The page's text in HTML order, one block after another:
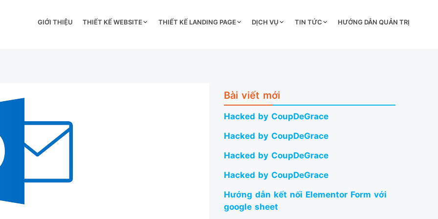
GIỚI THIỆU THIẾT KẾ WEBSITE THIẾT KẾ LANDING PAGE DỊCH VỤ TIN TỨC HƯỚNG DẪN QUẢN TRỊ
Bài viết mới
Hacked by CoupDeGrace
Hacked by CoupDeGrace
Hacked by CoupDeGrace
Hacked by CoupDeGrace
Hướng dẫn kết nối Elementor Form với
google sheet